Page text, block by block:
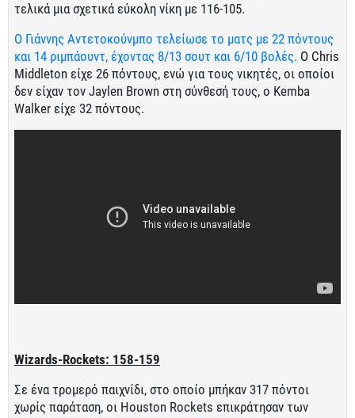
τελικά μια σχετικά εύκολη νίκη με 116-105.
Ο Γιάννης Αντετοκούνμπο τελείωσε το ματς με 22 πόντους
και 14 ριμπάουντ, έχοντας 8/13 σουτ και 6/10 βoλές. Ο Chris
Middleton είχε 26 πόντους, ενώ για τους νικητές, οι οποίοι
δεν είχαν τον Jaylen Brown στη σύνθεσή τους, ο Kemba
Walker είχε 32 πόντους.
Wizards-Rockets: 158-159
Σε ένα τρομερό παιχνίδι, στο οποίο μπήκαν 317 πόντοι
χωρίς παράταση, οι Houston Rockets επικράτησαν των